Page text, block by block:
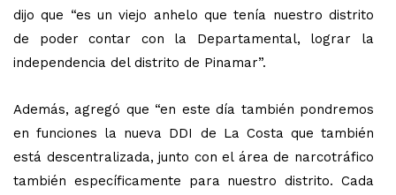
dijo que “es un viejo anhelo que tenía nuestro distrito
de poder contar con la Departamental, lograr la
independencia del distrito de Pinamar”.
Además, agregó que “en este día también pondremos
en funciones la nueva DDI de La Costa que también
está descentralizada, junto con el área de narcotráfico
también específicamente para nuestro distrito. Cada